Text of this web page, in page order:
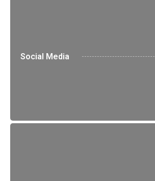
Social Media